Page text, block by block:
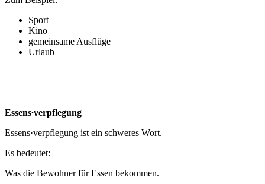
Sport
Kino
gemeinsame Ausflüge
Urlaub
Essens∙verpflegung
Essens·verpflegung ist ein schweres Wort.
Es bedeutet:
Was die Bewohner für Essen bekommen.